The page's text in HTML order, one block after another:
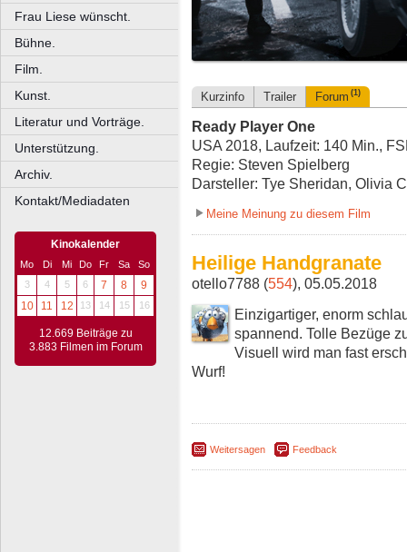
Frau Liese wünscht.
Bühne.
Film.
Kunst.
Literatur und Vorträge.
Unterstützung.
Archiv.
Kontakt/Mediadaten
Kinokalender
Mo Di Mi Do Fr Sa
So
3
4 5 6 7 8
9
10
11 12 13 14 15 16
12.669 Beiträge zu
3.883 Filmen im Forum
Kurzinfo Trailer Forum (1)
Ready Player One
USA 2018, Laufzeit: 140 Min.,
Regie: Steven Spielberg
Darsteller: Tye Sheridan, Olivia
Meine Meinung zu diesem Film
Heilige Handgranate
otello7788 (554), 05.05.2018
Einzigartiger, enorm
spannend. Tolle Bezüge
Visuell wird man fast
Wurf!
Weitersagen Feedback